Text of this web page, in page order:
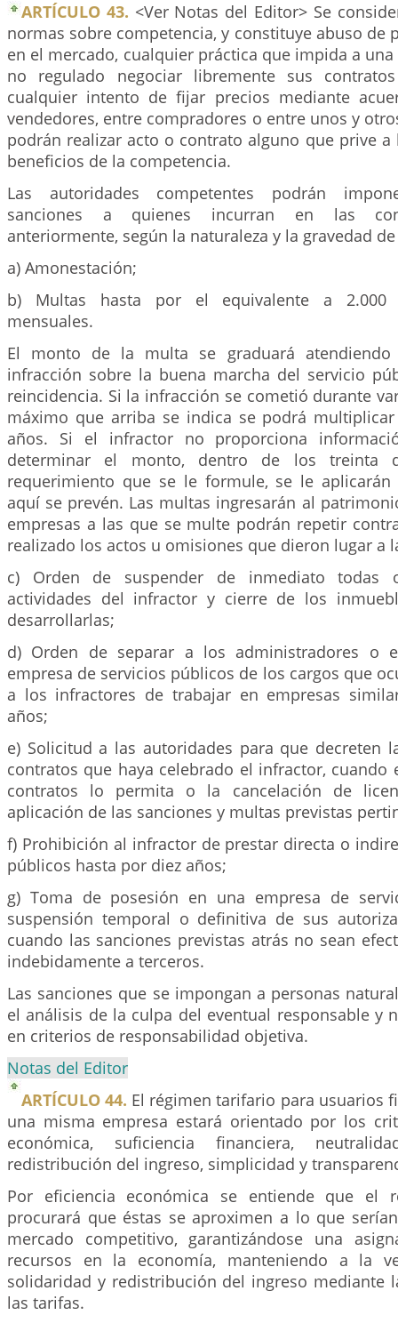
ARTÍCULO 43. <Ver Notas del Editor> Se
normas sobre competencia, y constituye abuso de
en el mercado, cualquier práctica que impida a
no regulado negociar libremente sus
cualquier intento de fijar precios mediante
vendedores, entre compradores o entre unos y
podrán realizar acto o contrato alguno que prive
beneficios de la competencia.
Las autoridades competentes podrán
sanciones a quienes incurran en las
anteriormente, según la naturaleza y la gravedad
a) Amonestación;
b) Multas hasta por el equivalente a 2.000
mensuales.
El monto de la multa se graduará
infracción sobre la buena marcha del servicio
reincidencia. Si la infracción se cometió durante
máximo que arriba se indica se podrá
años. Si el infractor no proporciona
determinar el monto, dentro de los treinta
requerimiento que se le formule, se le aplicarán
aquí se prevén. Las multas ingresarán al
empresas a las que se multe podrán repetir
realizado los actos u omisiones que dieron lugar a
c) Orden de suspender de inmediato todas
actividades del infractor y cierre de los
desarrollarlas;
d) Orden de separar a los administradores o
empresa de servicios públicos de los cargos que
a los infractores de trabajar en empresas
años;
e) Solicitud a las autoridades para que decreten
contratos que haya celebrado el infractor, cuando
contratos lo permita o la cancelación de
aplicación de las sanciones y multas previstas
f) Prohibición al infractor de prestar directa o
públicos hasta por diez años;
g) Toma de posesión en una empresa de
suspensión temporal o definitiva de sus
cuando las sanciones previstas atrás no sean
indebidamente a terceros.
Las sanciones que se impongan a personas
el análisis de la culpa del eventual responsable y
en criterios de responsabilidad objetiva.
Notas del Editor
ARTÍCULO 44. El régimen tarifario para usuarios
una misma empresa estará orientado por los
económica, suficiencia financiera,
redistribución del ingreso, simplicidad y
Por eficiencia económica se entiende que el
procurará que éstas se aproximen a lo que
mercado competitivo, garantizándose una
recursos en la economía, manteniendo a la
solidaridad y redistribución del ingreso mediante
las tarifas.